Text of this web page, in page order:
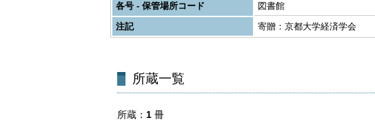
各号 - 保管場所コード
図書館
注記
寄贈：京都大学経済学会
所蔵一覧
所蔵 1 冊